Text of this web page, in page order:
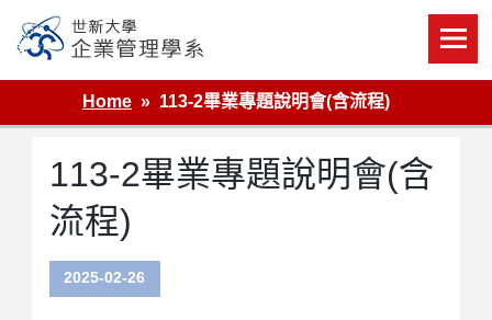
content
世新大學企業管理學系
Home
113-2畢業專題說明會(含流程)
113-2畢業專題說明會(含
流程)
2025-02-26